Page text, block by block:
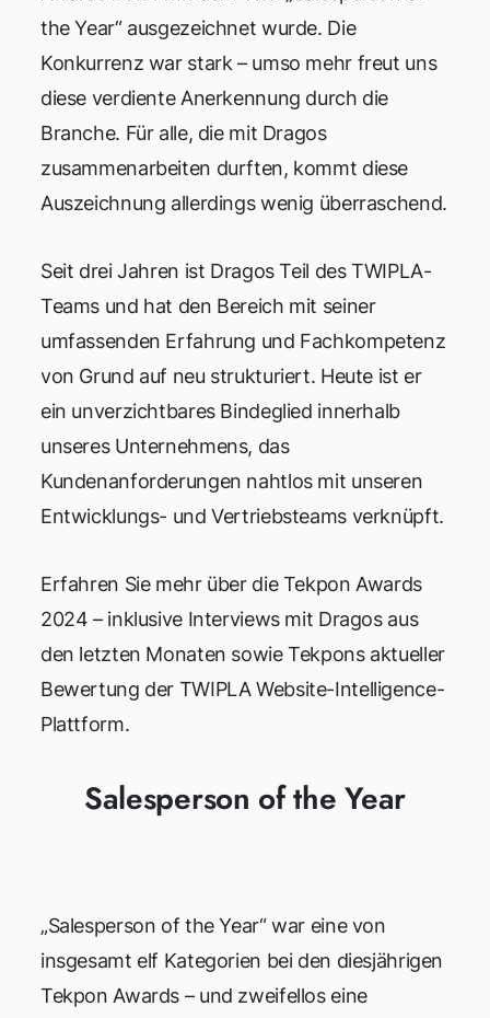
the Year“ ausgezeichnet wurde. Die
Konkurrenz war stark – umso mehr freut uns
diese verdiente Anerkennung durch die
Branche. Für alle, die mit Dragos
zusammenarbeiten durften, kommt diese
Auszeichnung allerdings wenig überraschend.
Seit drei Jahren ist Dragos Teil des TWIPLA-
Teams und hat den Bereich mit seiner
umfassenden Erfahrung und Fachkompetenz
von Grund auf neu strukturiert. Heute ist er
ein unverzichtbares Bindeglied innerhalb
unseres Unternehmens, das
Kundenanforderungen nahtlos mit unseren
Entwicklungs- und Vertriebsteams verknüpft.
Erfahren Sie mehr über die Tekpon Awards
2024 – inklusive Interviews mit Dragos aus
den letzten Monaten sowie Tekpons aktueller
Bewertung der TWIPLA Website-Intelligence-
Plattform.
Salesperson of the Year
„Salesperson of the Year“ war eine von
insgesamt elf Kategorien bei den diesjährigen
Tekpon Awards – und zweifellos eine